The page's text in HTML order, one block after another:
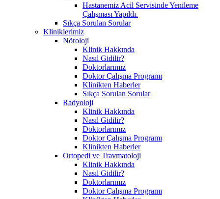
Hastanemiz Acil Servisinde Yenileme
Çalışması Yapıldı.
Sıkça Sorulan Sorular
Kliniklerimiz
Nöroloji
Klinik Hakkında
Nasıl Gidilir?
Doktorlarımız
Doktor Çalışma Programı
Klinikten Haberler
Sıkça Sorulan Sorular
Radyoloji
Klinik Hakkında
Nasıl Gidilir?
Doktorlarımız
Doktor Çalışma Programı
Klinikten Haberler
Ortopedi ve Travmatoloji
Klinik Hakkında
Nasıl Gidilir?
Doktorlarımız
Doktor Çalışma Programı